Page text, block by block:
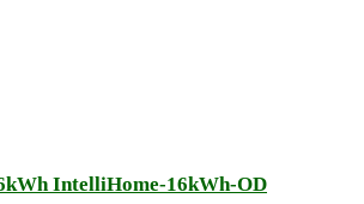
IntelliHome-16kWh-OD